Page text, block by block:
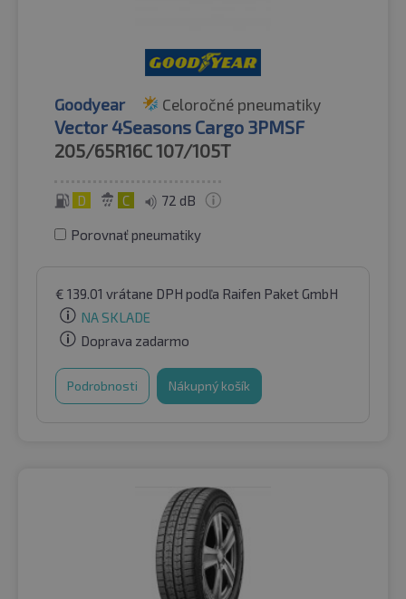
Goodyear Celoročné pneumatiky
Vector 4Seasons Cargo 3PMSF
205/65R16C107/105T
D C 72 dB
Porovnať pneumatiky
€ 139.01 vrátane DPH podľa Raifen Paket GmbH
NA SKLADE
Doprava zadarmo
Podrobnosti Nákupný košík